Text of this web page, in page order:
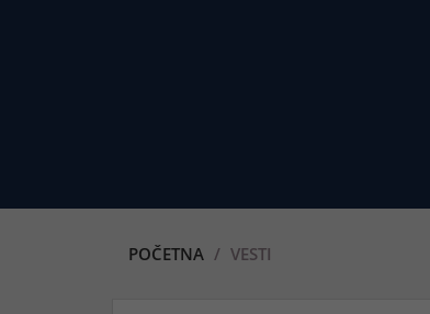
POČETNA VESTI